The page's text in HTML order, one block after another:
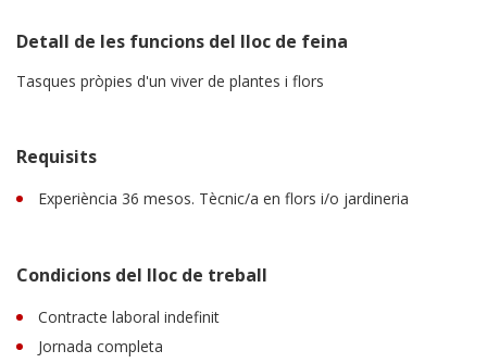
Detall de les funcions del lloc de feina
Tasques pròpies d'un viver de plantes i flors
Requisits
Experiència 36 mesos. Tècnic/a en flors i/o jardineria
Condicions del lloc de treball
Contracte laboral indefinit
Jornada completa